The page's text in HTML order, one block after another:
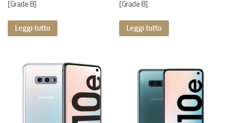
[Grade B]
Leggi tutto
[Grade B]
Leggi tutto